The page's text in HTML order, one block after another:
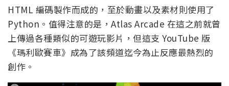
HTML 編碼製作而成的，至於動畫以及素材則使用了
Python。值得注意的是，Atlas Arcade 在這之前就曾
上傳過各種類似的可遊玩影片，但這支 YouTube 版
《瑪利歐賽車》成為了該頻道迄今為止反應最熱烈的
創作。